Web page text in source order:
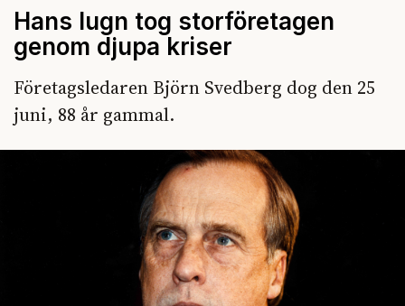
Hans lugn tog storföretagen
genom djupa kriser
Företagsledaren Björn Svedberg dog den 25
juni, 88 år gammal.